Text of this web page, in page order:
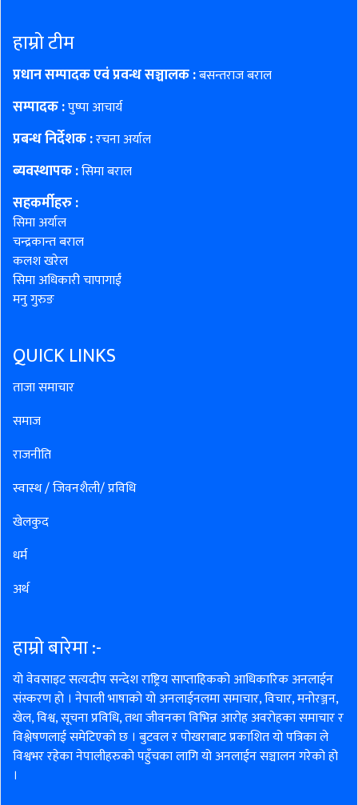
हाम्रो टीम
प्रधान सम्पादक एवं प्रवन्ध सञ्चालक :बसन्तराज बराल
सम्पादक :पुष्पा आचार्य
प्रबन्ध निर्देशक :रचना अर्याल
ब्यवस्थापक :सिमा बराल
सहकर्मीहरु:
सिमा अर्याल
चन्द्रकान्त बराल
कलश खरेल
सिमा अधिकारी चापागाईं
मनु गुरुङ
QUICK LINKS
ताजा समाचार
समाज
राजनीति
स्वास्थ / जिवनशैली/ प्रविधि
खेलकुद
धर्म
अर्थ
हाम्रो बारेमा :-
यो वेवसाइट सत्यदीप सन्देश राष्ट्रिय साप्ताहिकको आधिकारिक अनलाईन
संस्करण हो । नेपाली भाषाको यो अनलाईनलमा समाचार, विचार, मनोरञ्जन,
खेल, विश्व, सूचना प्रविधि, तथा जीवनका विभिन्न आरोह अवरोहका समाचार र
विश्लेषणलाई समेटिएको छ । बुटवल र पोखराबाट प्रकाशित यो पत्रिका ले
विश्वभर रहेका नेपालीहरुको पहुँचका लागि यो अनलाईन सञ्चालन गरेको हो
।